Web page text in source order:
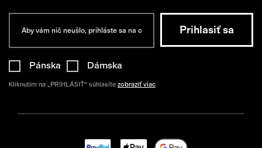
Pánska Dámska
Kliknutím na „PRIHLÁSIŤ“ súhlasíte zobraziť viac